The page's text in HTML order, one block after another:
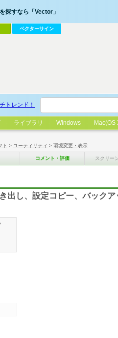
ト > ユーティリティ > 環境変更・表示
コメント・評価 スクリー
出し、設定コピー、バック
探すなら「Vector」
ベクターサイン
トレンド！
ライブラリ Windows Mac(OS